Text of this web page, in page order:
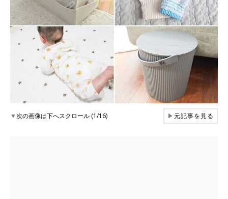
▼次の画像は下へスクロール (1/16) ▶元記事を見る